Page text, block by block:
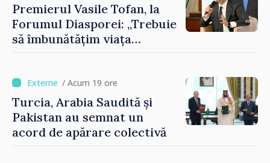
Premierul Vasile Tofan, la
Forumul Diasporei: „Trebuie
să îmbunătățim viața
/ Acum 19 ore
Turcia, Arabia Saudită și
Pakistan au semnat un
acord de apărare colectivă